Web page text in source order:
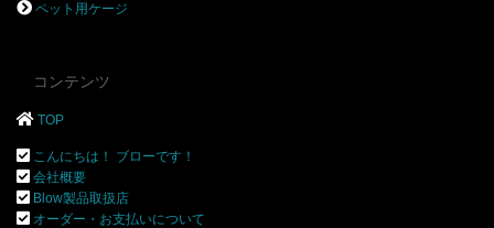
ペット用ケージ
コンテンツ
TOP
こんにちは！ ブローです！
会社概要
Blow製品取扱店
オーダー・お支払いについて